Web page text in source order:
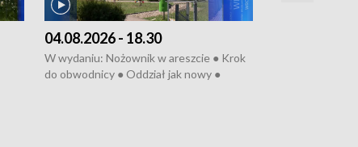
04.08.2026 - 18.30
W wydaniu: Nożownik w areszcie ● Krok
do obwodnicy ● Oddział jak nowy ●